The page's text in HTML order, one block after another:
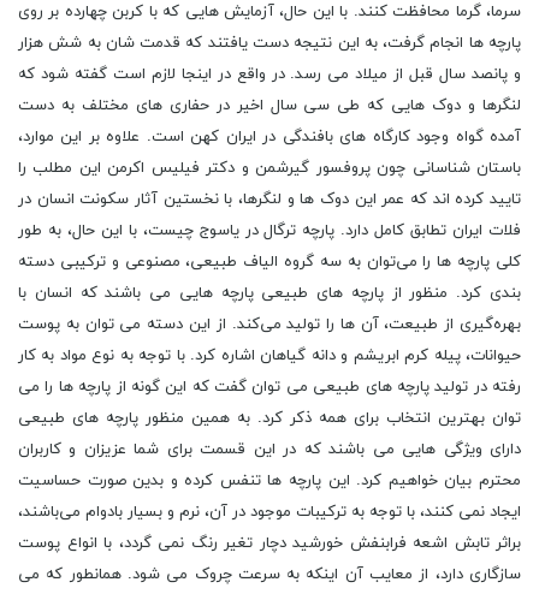
سرما، گرما محافظت کنند. با این حال، آزمایش هایی که با کربن چهارده بر روی
پارچه ها انجام گرفت، به این نتیجه دست یافتند که قدمت شان به شش هزار
و پانصد سال قبل از میلاد می رسد. در واقع در اینجا لازم است گفته شود که
لنگرها و دوک هایی که طی سی سال اخیر در حفاری های مختلف به دست
آمده گواه وجود کارگاه های بافندگی در ایران کهن است. علاوه بر این موارد،
باستان شناسانی چون پروفسور گیرشمن و دکتر فیلیس اکرمن این مطلب را
تایید کرده اند که عمر این دوک ها و لنگرها، با نخستین آثار سکونت انسان در
فلات ایران تطابق کامل دارد. پارچه ترگال در یاسوج چیست، با این حال، به طور
کلی پارچه ‌ها را می‌توان به سه گروه الیاف طبیعی، مصنوعی و ترکیبی دسته
‌بندی کرد. منظور از پارچه‌ های طبیعی پارچه ‌هایی می باشند که انسان با
بهره‌گیری از طبیعت، آن ها را تولید می‌کند. از این دسته می ‌توان به پوست
حیوانات، پیله کرم ابریشم و دانه‌ گیاهان اشاره کرد. با توجه به نوع مواد به کار
رفته در تولید پارچه های طبیعی می توان گفت که این ‌گونه از پارچه ‌ها را می
‌توان بهترین انتخاب برای همه ذکر کرد. به همین منظور پارچه های طبیعی
دارای ویژگی هایی می باشند که در این قسمت برای شما عزیزان و کاربران
محترم بیان خواهیم کرد. این پارچه ‌ها تنفس کرده و بدین صورت حساسیت
ایجاد نمی ‌کنند، با توجه به ترکیبات موجود در آن، نرم و بسیار بادوام می‌باشند،
براثر تابش اشعه فرابنفش خورشید دچار تغیر رنگ نمی گردد، با انواع پوست
سازگاری دارد، از معایب آن اینکه به سرعت چروک می شود. همانطور که می